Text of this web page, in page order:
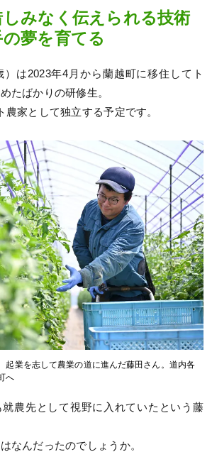
みなく伝えられる技術
夢を育てる
は2023年4月から蘭越町に移住してト
たばかりの研修生。
家として独立する予定です。
起業を志して農業の道に進んだ藤田さん。道内各
へ
農先として視野に入れていたという藤
なんだったのでしょうか。